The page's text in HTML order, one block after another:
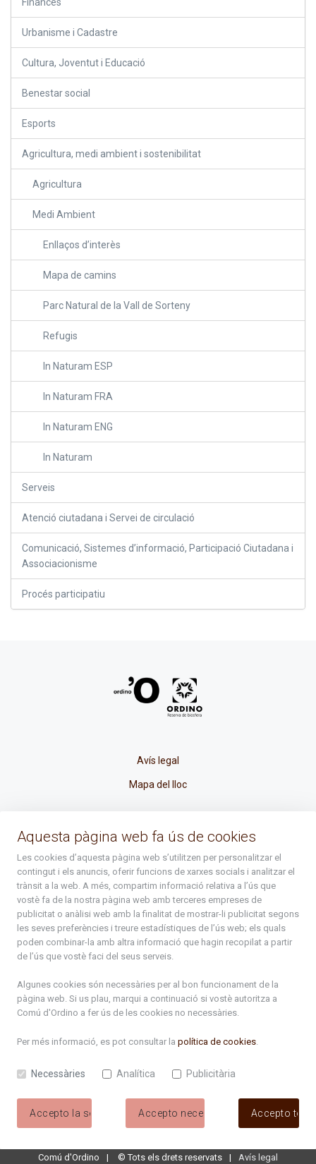
Urbanisme i Cadastre
Cultura, Joventut i Educació
Benestar social
Esports
Agricultura, medi ambient i sostenibilitat
Agricultura
Medi Ambient
Enllaços d’interès
Mapa de camins
Parc Natural de la Vall de Sorteny
Refugis
In Naturam ESP
In Naturam FRA
In Naturam ENG
In Naturam
Serveis
Atenció ciutadana i Servei de circulació
Comunicació, Sistemes d’informació, Participació Ciutadana i
Associacionisme
Procés participatiu
Avís legal
Mapa del lloc
atenciociutadana@ordino.ad
+376 878 100
De Dl. a Dv. : de 8 a 16h (els divendres a partir de l'1 de juny
fins al divendres de la setmana de Meritxell : de 8 a 14h)
Rep tota l'actualitat del Comú d'Ordino en el teu correu
Subscriu-te
Aquesta pàgina web fa ús de cookies
Les cookies d’aquesta pàgina web s’utilitzen per personalitzar el
contingut i els anuncis, oferir funcions de xarxes socials i analitzar el
trànsit a la web. A més, compartim informació relativa a l’ús que
vostè fa de la nostra pàgina web amb terceres empreses de
publicitat o anàlisi web amb la finalitat de mostrar-li publicitat segons
les seves preferències i treure estadístiques de l’ús web; els quals
poden combinar-la amb altra informació que hagin recopilat a partir
de l’ús que vostè faci del seus serveis.
Algunes cookies són necessàries per al bon funcionament de la
pàgina web. Si us plau, marqui a continuació si vostè autoritza a
Comú d'Ordino a fer ús de les cookies no necessàries.
Per més informació, es pot consultar la política de cookies.
Necessàries Analítica Publicitària
Accepto la selecció Accepto necessàries Accepto
Comú d'Ordino ©Tots els drets reservats Avís legal